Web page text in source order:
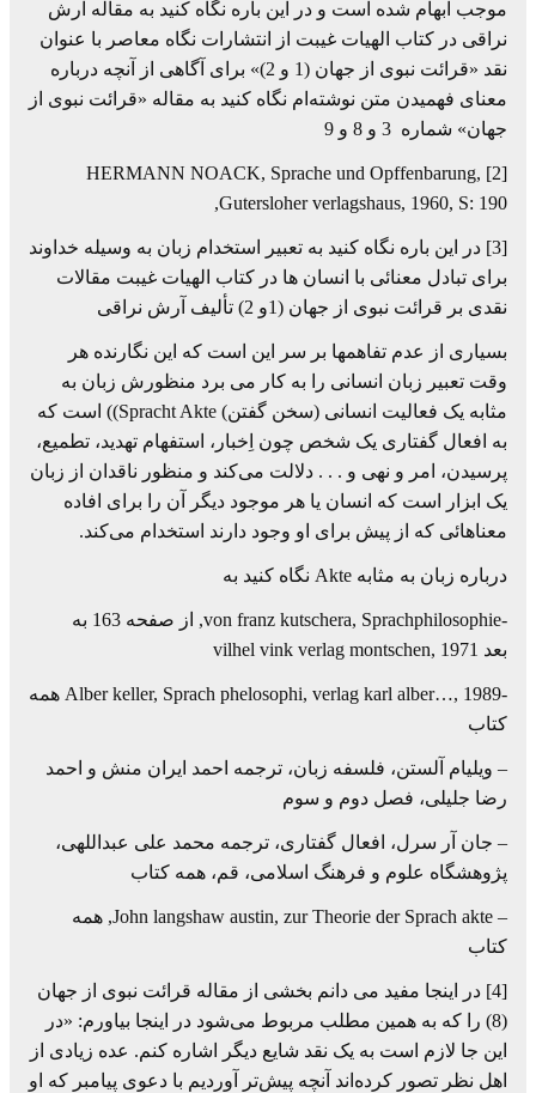
موجب ابهام شده است و در این باره نگاه کنید به مقاله آرش
نراقی در کتاب الهیات غیبت از انتشارات نگاه معاصر با عنوان
نقد «قرائت نبوی از جهان (1 و 2)» برای آگاهی از آنچه درباره
معنای فهمیدن متن نوشته‌ام نگاه کنید به مقاله «قرائت نبوی از
جهان» شماره 3 و 8 و 9
[2] HERMANN NOACK, Sprache und Opffenbarung,
Gutersloher verlagshaus, 1960, S: 190,
[3] در این باره نگاه کنید به تعبیر استخدام زبان به وسیله خداوند
برای تبادل معنائی با انسان ها در کتاب الهیات غیبت مقالات
نقدی بر قرائت نبوی از جهان (1و 2) تألیف آرش نراقی
بسیاری از عدم تفاهمها بر سر این است که این نگارنده هر
وقت تعبیر زبان انسانی را به کار می برد منظورش زبان به
مثابه یک فعالیت انسانی (سخن گفتن) Spracht Akte)) است که
به افعال گفتاری یک شخص چون اِخبار، استفهام تهدید، تطمیع،
پرسیدن، امر و نهی و . . . دلالت می‌کند و منظور ناقدان از زبان
یک ابزار است که انسان یا هر موجود دیگر آن را برای افاده
معناهائی که از پیش برای او وجود دارند استخدام می‌کند.
درباره زبان به مثابه Akte نگاه کنید به
-von franz kutschera, Sprachphilosophie, از صفحه 163 به
بعد vilhel vink verlag montschen, 1971
-Alber keller, Sprach phelosophi, verlag karl alber…, 1989 همه
کتاب
– ویلیام آلستن، فلسفه زبان، ترجمه احمد ایران منش و احمد
رضا جلیلی، فصل دوم و سوم
– جان آر سرل، افعال گفتاری، ترجمه محمد علی عبداللهی،
پژوهشگاه علوم و فرهنگ اسلامی، قم، همه کتاب
– John langshaw austin, zur Theorie der Sprach akte, همه
کتاب
[4] در اینجا مفید می دانم بخشی از مقاله قرائت نبوی از جهان
(8) را که به همین مطلب مربوط می‌شود در اینجا بیاورم: «در
این جا لازم است به یک نقد شایع دیگر اشاره کنم. عده زیادی از
اهل نظر تصور کرده‌اند آنچه پیش‌تر آوردیم با دعوی پیامبر که او